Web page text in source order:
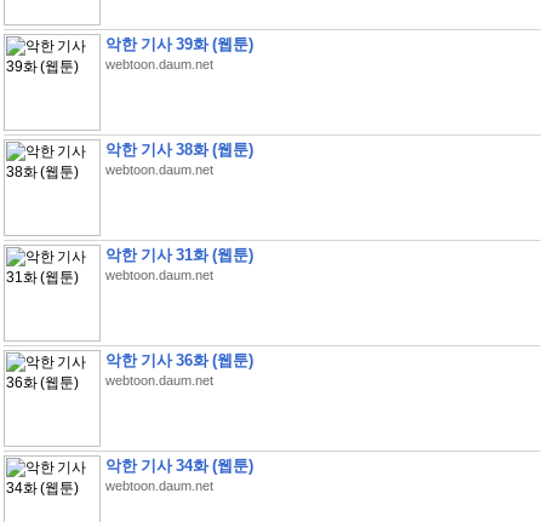
악한 기사 39화 (웹툰)
webtoon.daum.net
악한 기사 38화 (웹툰)
webtoon.daum.net
악한 기사 31화 (웹툰)
webtoon.daum.net
악한 기사 36화 (웹툰)
webtoon.daum.net
악한 기사 34화 (웹툰)
webtoon.daum.net